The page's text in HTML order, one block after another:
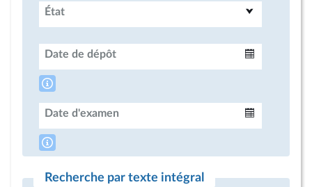
État
Date de dépôt
Date d'examen
Recherche par texte intégral